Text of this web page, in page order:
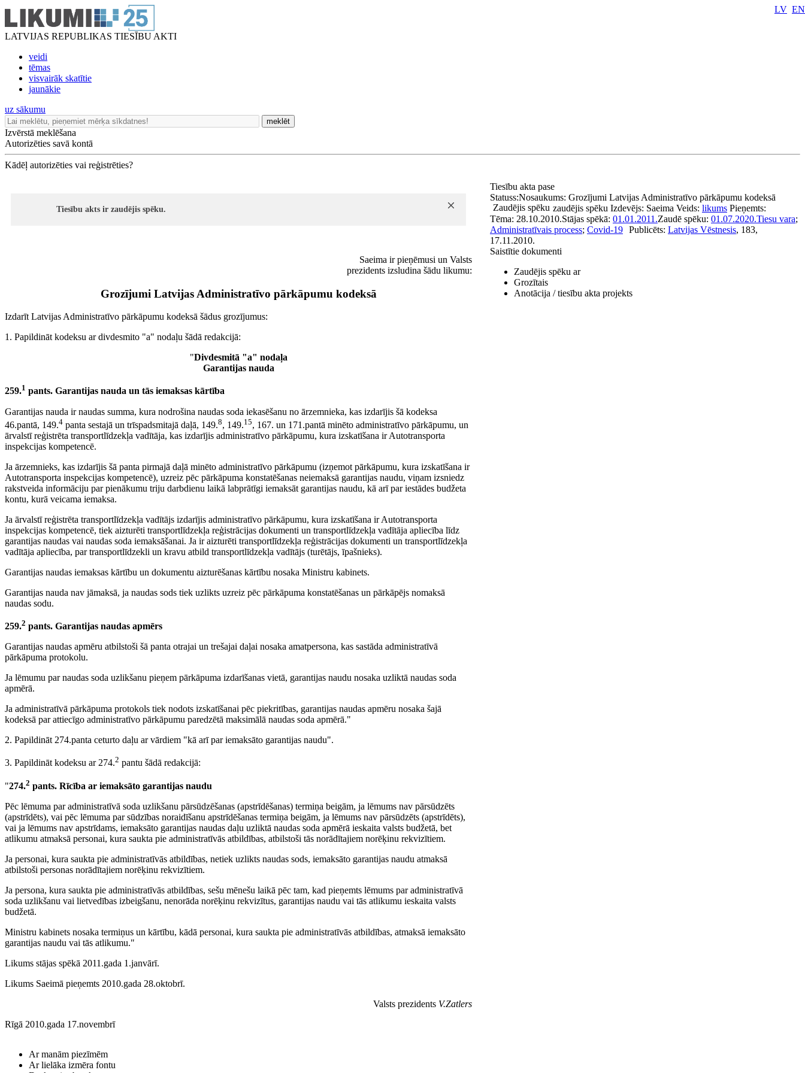
LATVIJAS REPUBLIKAS TIESĪBU AKTI
veidi
tēmas
visvairāk skatītie
jaunākie
LV EN
uz sākumu
meklēt
Izvērstā meklēšana
Autorizēties savā kontā
Kādēļ autorizēties vai reģistrēties?
Tiesību akts ir zaudējis spēku.
Saeima ir pieņēmusi un Valsts
prezidents izsludina šādu likumu:
Grozījumi Latvijas Administratīvo pārkāpumu kodeksā
Izdarīt Latvijas Administratīvo pārkāpumu kodeksā šādus grozījumus:
1. Papildināt kodeksu ar divdesmito "a" nodaļu šādā redakcijā:
"Divdesmitā "a" nodaļa
Garantijas nauda
259.1 pants. Garantijas nauda un tās iemaksas kārtība
Garantijas nauda ir naudas summa, kura nodrošina naudas soda iekasēšanu no ārzemnieka, kas izdarījis šā kodeksa
46.pantā, 149.4 panta sestajā un trīspadsmitajā daļā, 149.8, 149.15, 167. un 171.pantā minēto administratīvo pārkāpumu, un
ārvalstī reģistrēta transportlīdzekļa vadītāja, kas izdarījis administratīvo pārkāpumu, kura izskatīšana ir Autotransporta
inspekcijas kompetencē.
Ja ārzemnieks, kas izdarījis šā panta pirmajā daļā minēto administratīvo pārkāpumu (izņemot pārkāpumu, kura izskatīšana ir
Autotransporta inspekcijas kompetencē), uzreiz pēc pārkāpuma konstatēšanas neiemaksā garantijas naudu, viņam izsniedz
rakstveida informāciju par pienākumu triju darbdienu laikā labprātīgi iemaksāt garantijas naudu, kā arī par iestādes budžeta
kontu, kurā veicama iemaksa.
Ja ārvalstī reģistrēta transportlīdzekļa vadītājs izdarījis administratīvo pārkāpumu, kura izskatīšana ir Autotransporta
inspekcijas kompetencē, tiek aizturēti transportlīdzekļa reģistrācijas dokumenti un transportlīdzekļa vadītāja apliecība līdz
garantijas naudas vai naudas soda iemaksāšanai. Ja ir aizturēti transportlīdzekļa reģistrācijas dokumenti un transportlīdzekļa
vadītāja apliecība, par transportlīdzekli un kravu atbild transportlīdzekļa vadītājs (turētājs, īpašnieks).
Garantijas naudas iemaksas kārtību un dokumentu aizturēšanas kārtību nosaka Ministru kabinets.
Garantijas nauda nav jāmaksā, ja naudas sods tiek uzlikts uzreiz pēc pārkāpuma konstatēšanas un pārkāpējs nomaksā
naudas sodu.
259.2 pants. Garantijas naudas apmērs
Garantijas naudas apmēru atbilstoši šā panta otrajai un trešajai daļai nosaka amatpersona, kas sastāda administratīvā
pārkāpuma protokolu.
Ja lēmumu par naudas soda uzlikšanu pieņem pārkāpuma izdarīšanas vietā, garantijas naudu nosaka uzliktā naudas soda
apmērā.
Ja administratīvā pārkāpuma protokols tiek nodots izskatīšanai pēc piekritības, garantijas naudas apmēru nosaka šajā
kodeksā par attiecīgo administratīvo pārkāpumu paredzētā maksimālā naudas soda apmērā."
2. Papildināt 274.panta ceturto daļu ar vārdiem "kā arī par iemaksāto garantijas naudu".
3. Papildināt kodeksu ar 274.2 pantu šādā redakcijā:
"274.2 pants. Rīcība ar iemaksāto garantijas naudu
Pēc lēmuma par administratīvā soda uzlikšanu pārsūdzēšanas (apstrīdēšanas) termiņa beigām, ja lēmums nav pārsūdzēts
(apstrīdēts), vai pēc lēmuma par sūdzības noraidīšanu apstrīdēšanas termiņa beigām, ja lēmums nav pārsūdzēts (apstrīdēts),
vai ja lēmums nav apstrīdams, iemaksāto garantijas naudas daļu uzliktā naudas soda apmērā ieskaita valsts budžetā, bet
atlikumu atmaksā personai, kura saukta pie administratīvās atbildības, atbilstoši tās norādītajiem norēķinu rekvizītiem.
Ja personai, kura saukta pie administratīvās atbildības, netiek uzlikts naudas sods, iemaksāto garantijas naudu atmaksā
atbilstoši personas norādītajiem norēķinu rekvizītiem.
Ja persona, kura saukta pie administratīvās atbildības, sešu mēnešu laikā pēc tam, kad pieņemts lēmums par administratīvā
soda uzlikšanu vai lietvedības izbeigšanu, nenorāda norēķinu rekvizītus, garantijas naudu vai tās atlikumu ieskaita valsts
budžetā.
Ministru kabinets nosaka termiņus un kārtību, kādā personai, kura saukta pie administratīvās atbildības, atmaksā iemaksāto
garantijas naudu vai tās atlikumu."
Likums stājas spēkā 2011.gada 1.janvārī.
Likums Saeimā pieņemts 2010.gada 28.oktobrī.
Valsts prezidents V.Zatlers
Rīgā 2010.gada 17.novembrī
Tiesību akta pase
Nosaukums: Grozījumi Latvijas Administratīvo pārkāpumu kodeksā
Statuss:
Zaudējis spēku zaudējis spēku Izdevējs: Saeima Veids: likums Pieņemts:
28.10.2010.Stājas spēkā: 01.01.2011.Zaudē spēku: 01.07.2020.
Tēma: Tiesu vara;
Administratīvais process; Covid-19 Publicēts: Latvijas Vēstnesis, 183,
17.11.2010.
Saistītie dokumenti
Zaudējis spēku ar
Grozītais
Anotācija / tiesību akta projekts
Ar manām piezīmēm
Ar lielāka izmēra fontu